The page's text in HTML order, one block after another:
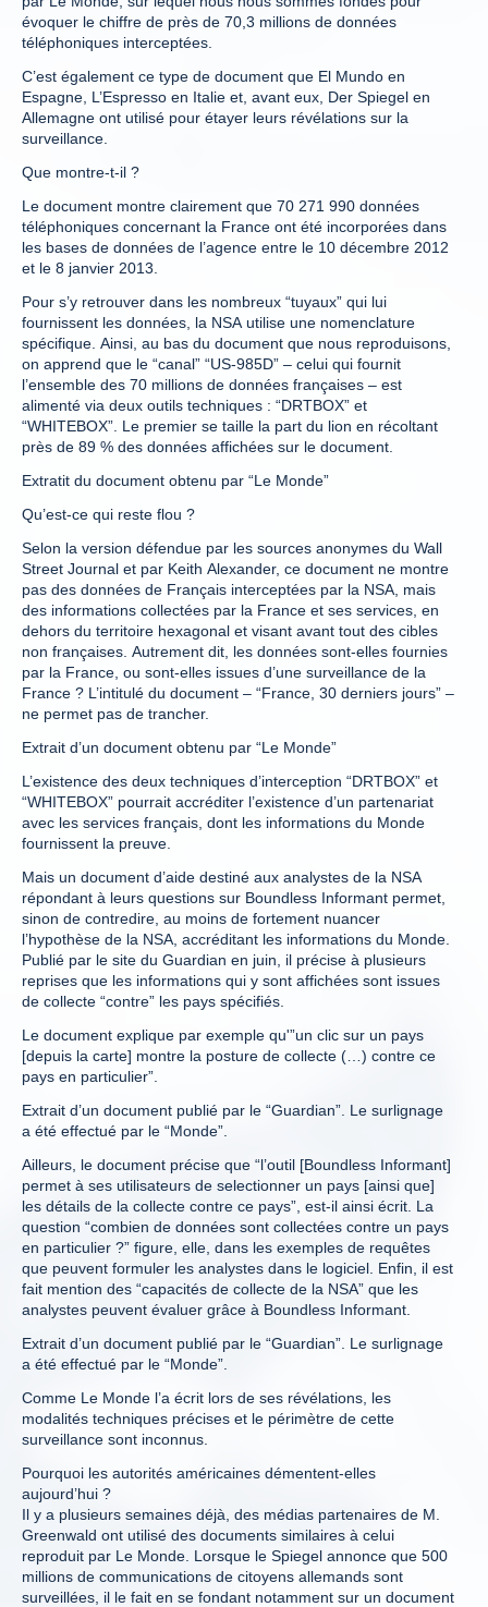
évoquer le chiffre de près de 70,3 millions de données
téléphoniques interceptées.
C’est également ce type de document que El Mundo en
Espagne, L’Espresso en Italie et, avant eux, Der Spiegel en
Allemagne ont utilisé pour étayer leurs révélations sur la
surveillance.
Que montre-t-il ?
Le document montre clairement que 70 271 990 données
téléphoniques concernant la France ont été incorporées dans
les bases de données de l’agence entre le 10 décembre 2012
et le 8 janvier 2013.
Pour s’y retrouver dans les nombreux “tuyaux” qui lui
fournissent les données, la NSA utilise une nomenclature
spécifique. Ainsi, au bas du document que nous reproduisons,
on apprend que le “canal” “US-985D” – celui qui fournit
l’ensemble des 70 millions de données françaises – est
alimenté via deux outils techniques : “DRTBOX” et
“WHITEBOX”. Le premier se taille la part du lion en récoltant
près de 89 % des données affichées sur le document.
Extratit du document obtenu par “Le Monde”
Qu’est-ce qui reste flou ?
Selon la version défendue par les sources anonymes du Wall
Street Journal et par Keith Alexander, ce document ne montre
pas des données de Français interceptées par la NSA, mais
des informations collectées par la France et ses services, en
dehors du territoire hexagonal et visant avant tout des cibles
non françaises. Autrement dit, les données sont-elles fournies
par la France, ou sont-elles issues d’une surveillance de la
France ? L’intitulé du document – “France, 30 derniers jours” –
ne permet pas de trancher.
Extrait d’un document obtenu par “Le Monde”
L’existence des deux techniques d’interception “DRTBOX” et
“WHITEBOX” pourrait accréditer l’existence d’un partenariat
avec les services français, dont les informations du Monde
fournissent la preuve.
Mais un document d’aide destiné aux analystes de la NSA
répondant à leurs questions sur Boundless Informant permet,
sinon de contredire, au moins de fortement nuancer
l’hypothèse de la NSA, accréditant les informations du Monde.
Publié par le site du Guardian en juin, il précise à plusieurs
reprises que les informations qui y sont affichées sont issues
de collecte “contre” les pays spécifiés.
Le document explique par exemple qu'”un clic sur un pays
[depuis la carte] montre la posture de collecte (…) contre ce
pays en particulier”.
Extrait d’un document publié par le “Guardian”. Le surlignage
a été effectué par le “Monde”.
Ailleurs, le document précise que “l’outil [Boundless Informant]
permet à ses utilisateurs de selectionner un pays [ainsi que]
les détails de la collecte contre ce pays”, est-il ainsi écrit. La
question “combien de données sont collectées contre un pays
en particulier ?” figure, elle, dans les exemples de requêtes
que peuvent formuler les analystes dans le logiciel. Enfin, il est
fait mention des “capacités de collecte de la NSA” que les
analystes peuvent évaluer grâce à Boundless Informant.
Extrait d’un document publié par le “Guardian”. Le surlignage
a été effectué par le “Monde”.
Comme Le Monde l’a écrit lors de ses révélations, les
modalités techniques précises et le périmètre de cette
surveillance sont inconnus.
Pourquoi les autorités américaines démentent-elles
aujourd’hui ?
Il y a plusieurs semaines déjà, des médias partenaires de M.
Greenwald ont utilisé des documents similaires à celui
reproduit par Le Monde. Lorsque le Spiegel annonce que 500
millions de communications de citoyens allemands sont
surveillées, il le fait en se fondant notamment sur un document